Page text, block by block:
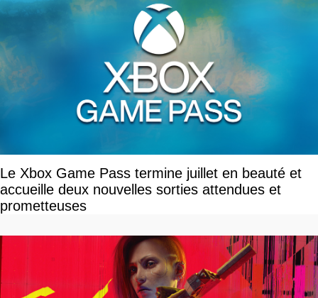
Le Xbox Game Pass termine juillet en beauté et
accueille deux nouvelles sorties attendues et
prometteuses